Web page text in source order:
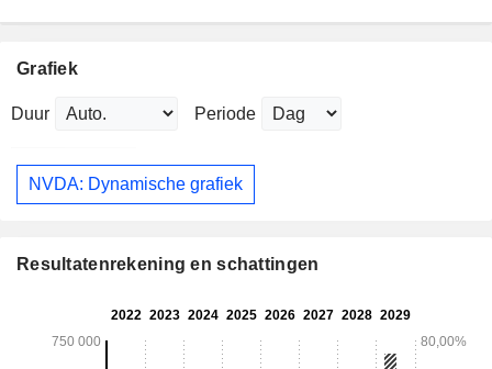
Grafiek
Duur Periode
NVDA: Dynamische grafiek
Resultatenrekening en schattingen